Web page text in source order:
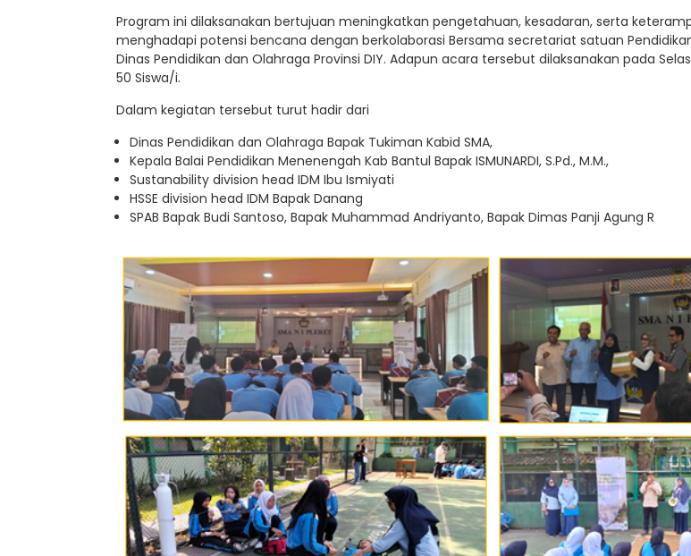
Program ini dilaksanakan bertujuan meningkatkan pengetahuan, kesadaran, serta
menghadapi potensi bencana dengan berkolaborasi Bersama secretariat satuan
Dinas Pendidikan dan Olahraga Provinsi DIY. Adapun acara tersebut dilaksanakan pada
50 Siswa/i.
Dalam kegiatan tersebut turut hadir dari
Dinas Pendidikan dan Olahraga Bapak Tukiman Kabid SMA,
Kepala Balai Pendidikan Menenengah Kab Bantul Bapak ISMUNARDI, S.Pd., M.M.,
Sustanability division head IDM Ibu Ismiyati
HSSE division head IDM Bapak Danang
SPAB Bapak Budi Santoso, Bapak Muhammad Andriyanto, Bapak Dimas Panji Agung R